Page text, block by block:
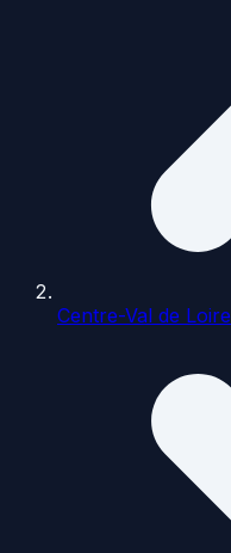
Centre-Val de Loire